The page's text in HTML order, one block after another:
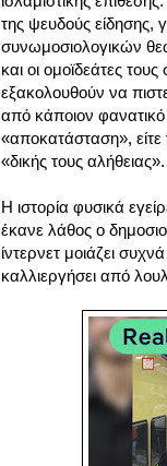
της ψευδούς είδησης,
συνωμοσιολογικών
και οι ομοϊδεάτες
εξακολουθούν να
από κάποιον φανατικό
«αποκατάσταση», είτε
«δικής τους αλήθειας».
Η ιστορία φυσικά
έκανε λάθος ο
ίντερνετ μοιάζει
καλλιεργήσει από